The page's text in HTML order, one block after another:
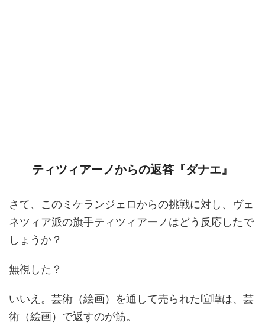
ティツィアーノからの返答『ダナエ』
さて、このミケランジェロからの挑戦に対し、ヴェ
ネツィア派の旗手ティツィアーノはどう反応したで
しょうか？
無視した？
いいえ。芸術（絵画）を通して売られた喧嘩は、芸
術（絵画）で返すのが筋。